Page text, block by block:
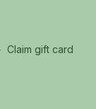
∙ Claim gift card